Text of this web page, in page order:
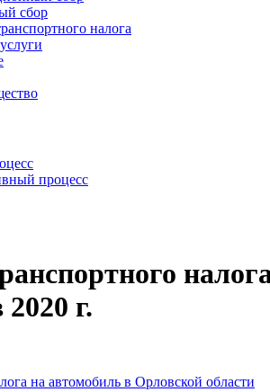
сбор
налога
процесс
г.
на автомобиль в Орловской области